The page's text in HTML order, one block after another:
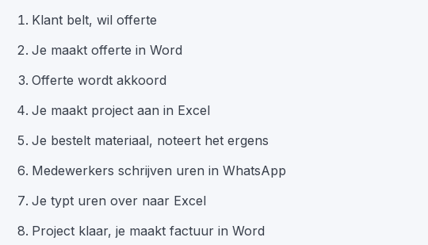
Klant belt, wil offerte
Je maakt offerte in Word
Offerte wordt akkoord
Je maakt project aan in Excel
Je bestelt materiaal, noteert het ergens
Medewerkers schrijven uren in WhatsApp
Je typt uren over naar Excel
Project klaar, je maakt factuur in Word